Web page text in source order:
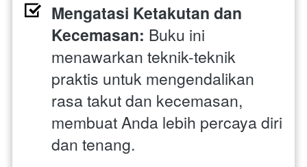
Mengatasi Ketakutan dan
Kecemasan: Buku ini
menawarkan teknik-teknik
praktis untuk mengendalikan
rasa takut dan kecemasan,
membuat Anda lebih percaya diri
dan tenang.